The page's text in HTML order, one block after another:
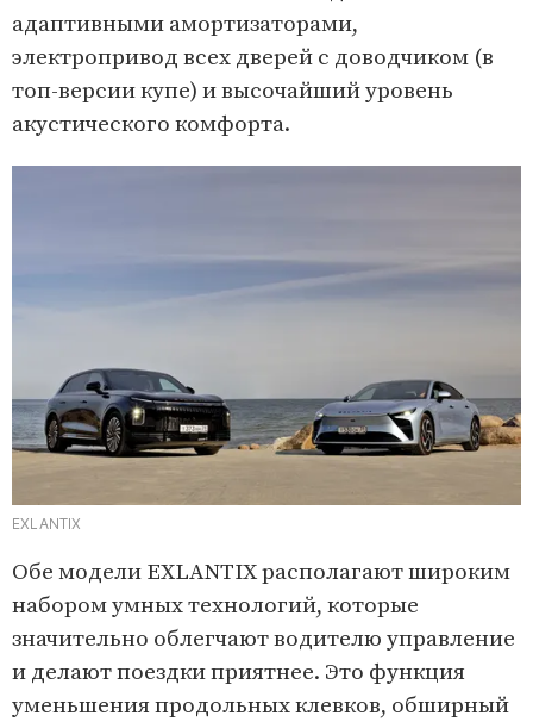
адаптивными амортизаторами,
электропривод всех дверей с доводчиком (в
топ-версии купе) и высочайший уровень
акустического комфорта.
EXLANTIX
Обе модели EXLANTIX располагают широким
набором умных технологий, которые
значительно облегчают водителю управление
и делают поездки приятнее. Это функция
уменьшения продольных клевков, обширный